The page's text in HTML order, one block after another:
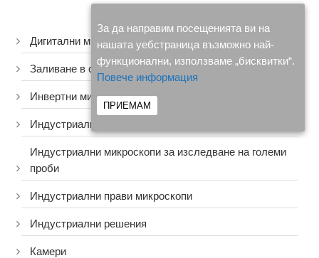
Дигитални микроскопи
Заливане в смола
Инвертни микроскопи за металография
Индустриални конфокални микроскопи
Индустриални микроскопи за изследване на големи
проби
Индустриални прави микроскопи
Индустриални решения
Камери
За да направим посещенията ви на
нашата уебстраница възможно най-
функционални, използваме „бисквитки“.
Повече информация
ПРИЕМАМ